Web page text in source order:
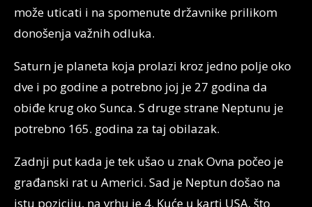
može uticati i na spomenute državnike prilikom
donošenja važnih odluka.
Saturn je planeta koja prolazi kroz jedno polje oko
dve i po godine a potrebno joj je 27 godina da
obiđe krug oko Sunca. S druge strane Neptunu je
potrebno 165. godina za taj obilazak.
Zadnji put kada je tek ušao u znak Ovna počeo je
građanski rat u Americi. Sad je Neptun došao na
istu poziciju, na vrhu je 4. Kuće u karti USA, što